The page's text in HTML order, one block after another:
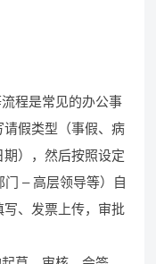
程是常见的办公事
假类型（事假、病
），然后按照设定
– 高层领导等）自
、发票上传，审批